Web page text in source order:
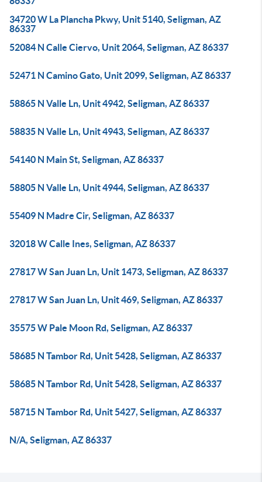
34720 W La Plancha Pkwy, Unit 5140, Seligman, AZ
86337
52084 N Calle Ciervo, Unit 2064, Seligman, AZ 86337
52471 N Camino Gato, Unit 2099, Seligman, AZ 86337
58865 N Valle Ln, Unit 4942, Seligman, AZ 86337
58835 N Valle Ln, Unit 4943, Seligman, AZ 86337
54140 N Main St, Seligman, AZ 86337
58805 N Valle Ln, Unit 4944, Seligman, AZ 86337
55409 N Madre Cir, Seligman, AZ 86337
32018 W Calle Ines, Seligman, AZ 86337
27817 W San Juan Ln, Unit 1473, Seligman, AZ 86337
27817 W San Juan Ln, Unit 469, Seligman, AZ 86337
35575 W Pale Moon Rd, Seligman, AZ 86337
58685 N Tambor Rd, Unit 5428, Seligman, AZ 86337
58685 N Tambor Rd, Unit 5428, Seligman, AZ 86337
58715 N Tambor Rd, Unit 5427, Seligman, AZ 86337
N/A, Seligman, AZ 86337